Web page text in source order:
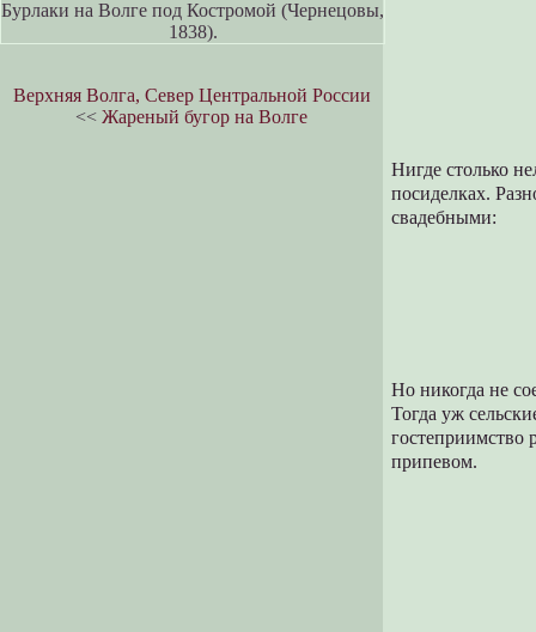
Нигде столько
посиделках.
свадебными:
Но никогда не
Тогда уж
припевом.
Бурлаки на Волге под Костромой (Чернецовы,
1838).
Верхняя Волга, Север Центральной России
<< Жареный бугор на Волге